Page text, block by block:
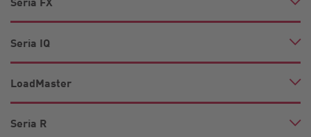
Seria IQ
LoadMaster
Seria R